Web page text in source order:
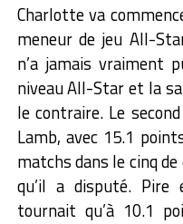
Charlotte va
meneur de jeu All-
n’a jamais vraiment
niveau All-Star et la
le contraire. Le
Lamb, avec 15.1
matchs dans le cinq
qu’il a disputé. Pire
tournait qu’à 10.1